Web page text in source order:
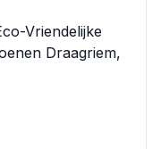
Vriendelijke
Draagriem,